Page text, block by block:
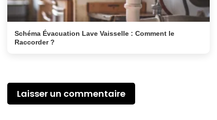
Schéma Évacuation Lave Vaisselle : Comment le
Raccorder ?
Laisser un commentaire